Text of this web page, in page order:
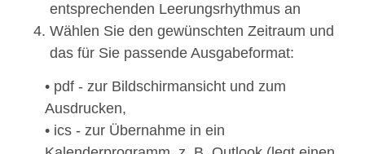
entsprechenden Leerungsrhythmus an
Wählen Sie den gewünschten Zeitraum und
das für Sie passende Ausgabeformat:
• pdf - zur Bildschirmansicht und zum
Ausdrucken,
• ics - zur Übernahme in ein